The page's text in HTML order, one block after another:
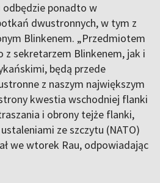
ponadto w
dwustronnych, w tym z
Blinkenem. „Przedmiotem
z sekretarzem Blinkenem, jak i
będą przede
z naszym największym
kwestia wschodniej flanki
i obrony tejże flanki,
ze szczytu (NATO)
we wtorek Rau, odpowiadając